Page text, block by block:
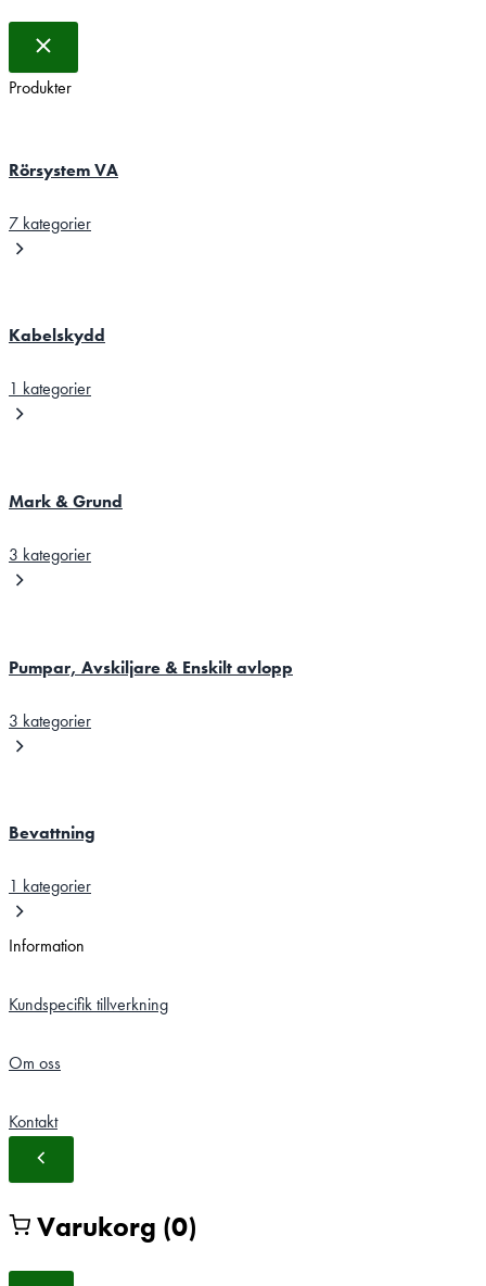
Produkter
Rörsystem VA
7 kategorier
Kabelskydd
1 kategorier
Mark & Grund
3 kategorier
Pumpar, Avskiljare & Enskilt avlopp
3 kategorier
Bevattning
1 kategorier
Information
Kundspecifik tillverkning
Om oss
Kontakt
Varukorg (0)